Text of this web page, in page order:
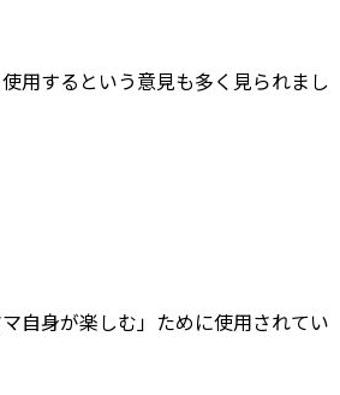
用するという意見も多く見られまし
自身が楽しむ」ために使用されてい